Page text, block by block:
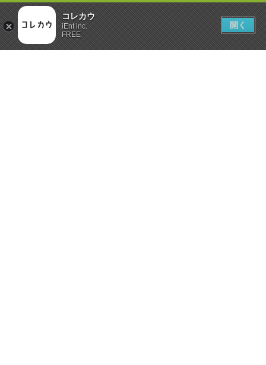
コレカウ
iEnt inc.
FREE
開く